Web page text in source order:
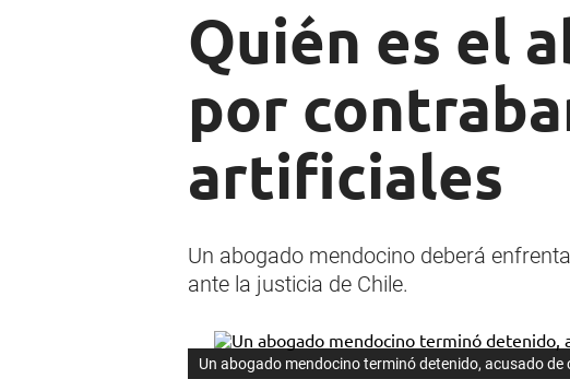
Quién es el
por
artificiales
Un abogado mendocino deberá
ante la justicia de Chile.
Un abogado mendocino terminó detenido, acusado de